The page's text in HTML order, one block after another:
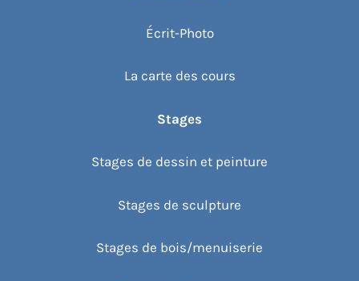
Écrit-Photo
La carte des cours
Stages
Stages de dessin et peinture
Stages de sculpture
Stages de bois/menuiserie